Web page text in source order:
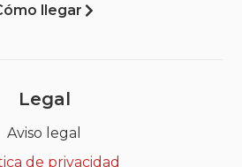
llegar
Legal
Aviso legal
de privacidad